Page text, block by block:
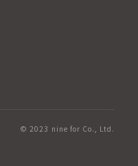
© 2023 nine for Co., Ltd.